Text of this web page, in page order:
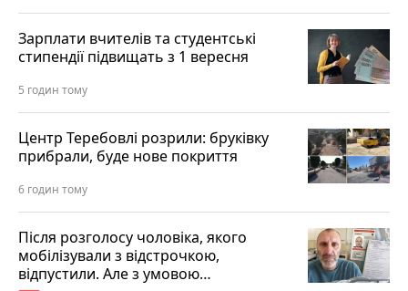
Зарплати вчителів та студентські
стипендії підвищать з 1 вересня
5 годин тому
Центр Теребовлі розрили: бруківку
прибрали, буде нове покриття
6 годин тому
Після розголосу чоловіка, якого
мобілізували з відстрочкою,
відпустили. Але з умовою…